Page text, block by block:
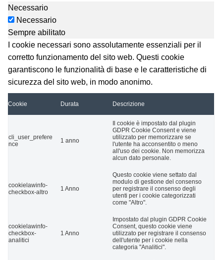
Necessario
Necessario
Sempre abilitato
I cookie necessari sono assolutamente essenziali per il
corretto funzionamento del sito web. Questi cookie
garantiscono le funzionalità di base e le caratteristiche di
sicurezza del sito web, in modo anonimo.
Cookie Durata Descrizione
cli_user_prefere
nce
1 anno
Il cookie è impostato dal plugin
GDPR Cookie Consent e viene
utilizzato per memorizzare se
l'utente ha acconsentito o meno
all'uso dei cookie. Non memorizza
alcun dato personale.
cookielawinfo-
checkbox-altro
1 Anno
Questo cookie viene settato dal
modulo di gestione del consenso
per registrare il consenso degli
utenti per i cookie categorizzati
come "Altro".
cookielawinfo-
checkbox-
analitici
1 Anno
Impostato dal plugin GDPR Cookie
Consent, questo cookie viene
utilizzato per registrare il consenso
dell'utente per i cookie nella
categoria "Analitici".